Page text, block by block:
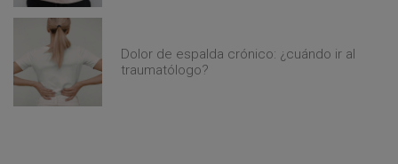
Dolor de espalda crónico: ¿cuándo ir al
traumatólogo?